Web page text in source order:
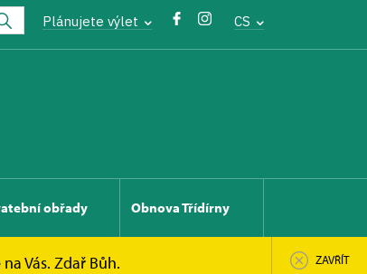
Plánujete výlet CS
obřady Obnova Třídírny
Vás. Zdař Bůh. ZAVŘÍT